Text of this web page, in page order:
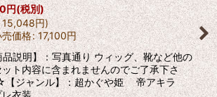
円(税別)
15,048円)
価格: 17,100円
説明】：写真通り ウィッグ、靴など他の
ト内容に含まれませんのでご了承下さ
【ジャンル】：超かぐや姫 帝アキラ